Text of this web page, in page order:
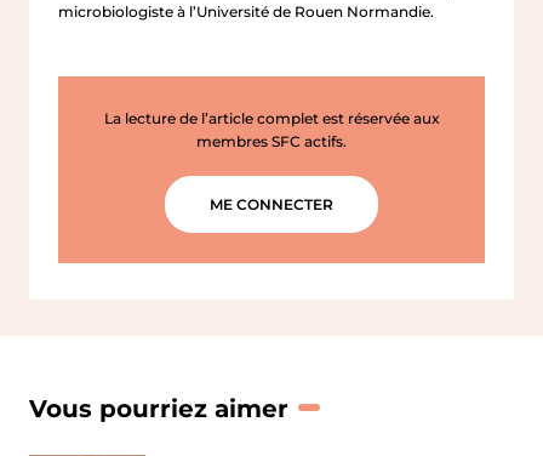
microbiologiste à l’Université de Rouen Normandie.
La lecture de l’article complet est réservée aux
membres SFC actifs.
ME CONNECTER
Vous pourriez aimer